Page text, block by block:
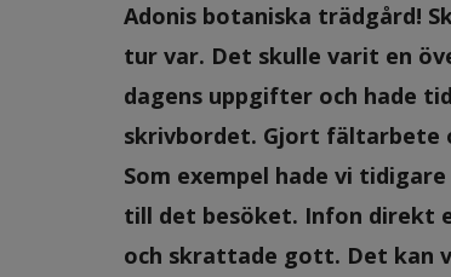
Adonis botaniska trädgård!
tur var. Det skulle varit en
dagens uppgifter och hade
skrivbordet. Gjort fältarbete
Som exempel hade vi
till det besöket. Infon direkt
och skrattade gott. Det kan